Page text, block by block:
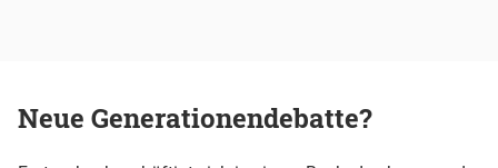
Neue Generationendebatte?